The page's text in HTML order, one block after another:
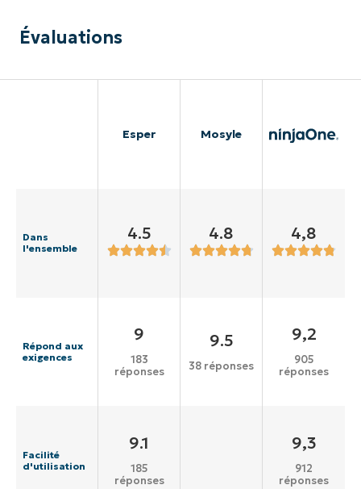
Évaluations
Esper Mosyle
Dans
l'ensemble
4.5 4.8 4,8
Répond aux
exigences
9
183
réponses
9.5
38 réponses
9,2
905
réponses
Facilité
d'utilisation
9.1
185
réponses
9,3
912
réponses